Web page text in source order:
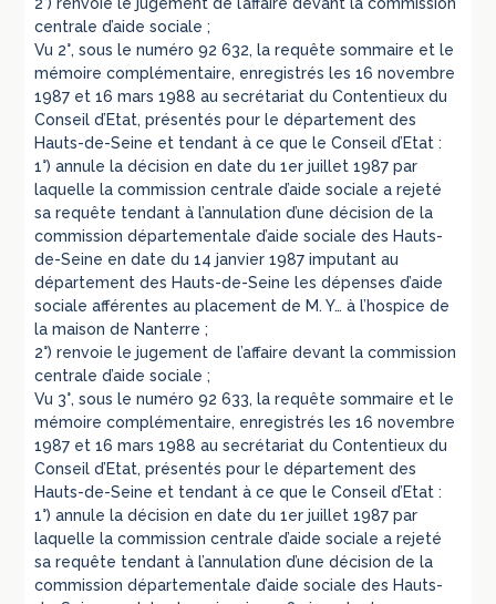
centrale d’aide sociale ;
Vu 2°, sous le numéro 92 632, la requête sommaire et le
mémoire complémentaire, enregistrés les 16 novembre
1987 et 16 mars 1988 au secrétariat du Contentieux du
Conseil d’Etat, présentés pour le département des
Hauts-de-Seine et tendant à ce que le Conseil d’Etat :
1°) annule la décision en date du 1er juillet 1987 par
laquelle la commission centrale d’aide sociale a rejeté
sa requête tendant à l’annulation d’une décision de la
commission départementale d’aide sociale des Hauts-
de-Seine en date du 14 janvier 1987 imputant au
département des Hauts-de-Seine les dépenses d’aide
sociale afférentes au placement de M. Y… à l’hospice de
la maison de Nanterre ;
2°) renvoie le jugement de l’affaire devant la commission
centrale d’aide sociale ;
Vu 3°, sous le numéro 92 633, la requête sommaire et le
mémoire complémentaire, enregistrés les 16 novembre
1987 et 16 mars 1988 au secrétariat du Contentieux du
Conseil d’Etat, présentés pour le département des
Hauts-de-Seine et tendant à ce que le Conseil d’Etat :
1°) annule la décision en date du 1er juillet 1987 par
laquelle la commission centrale d’aide sociale a rejeté
sa requête tendant à l’annulation d’une décision de la
commission départementale d’aide sociale des Hauts-